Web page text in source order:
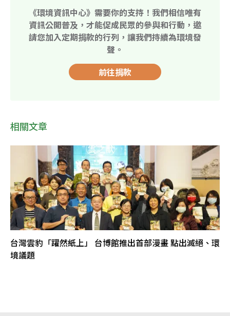
《環境資訊中心》需要你的支持！我們相信唯有
資訊公開普及，才能促成民眾的參與和行動，邀
請您加入定期捐款的行列，讓我們持續為環境發
聲。
前往捐款
相關文章
台灣雲豹「躍然紙上」 台博館推出首部漫畫 點出滅絕、環
境議題